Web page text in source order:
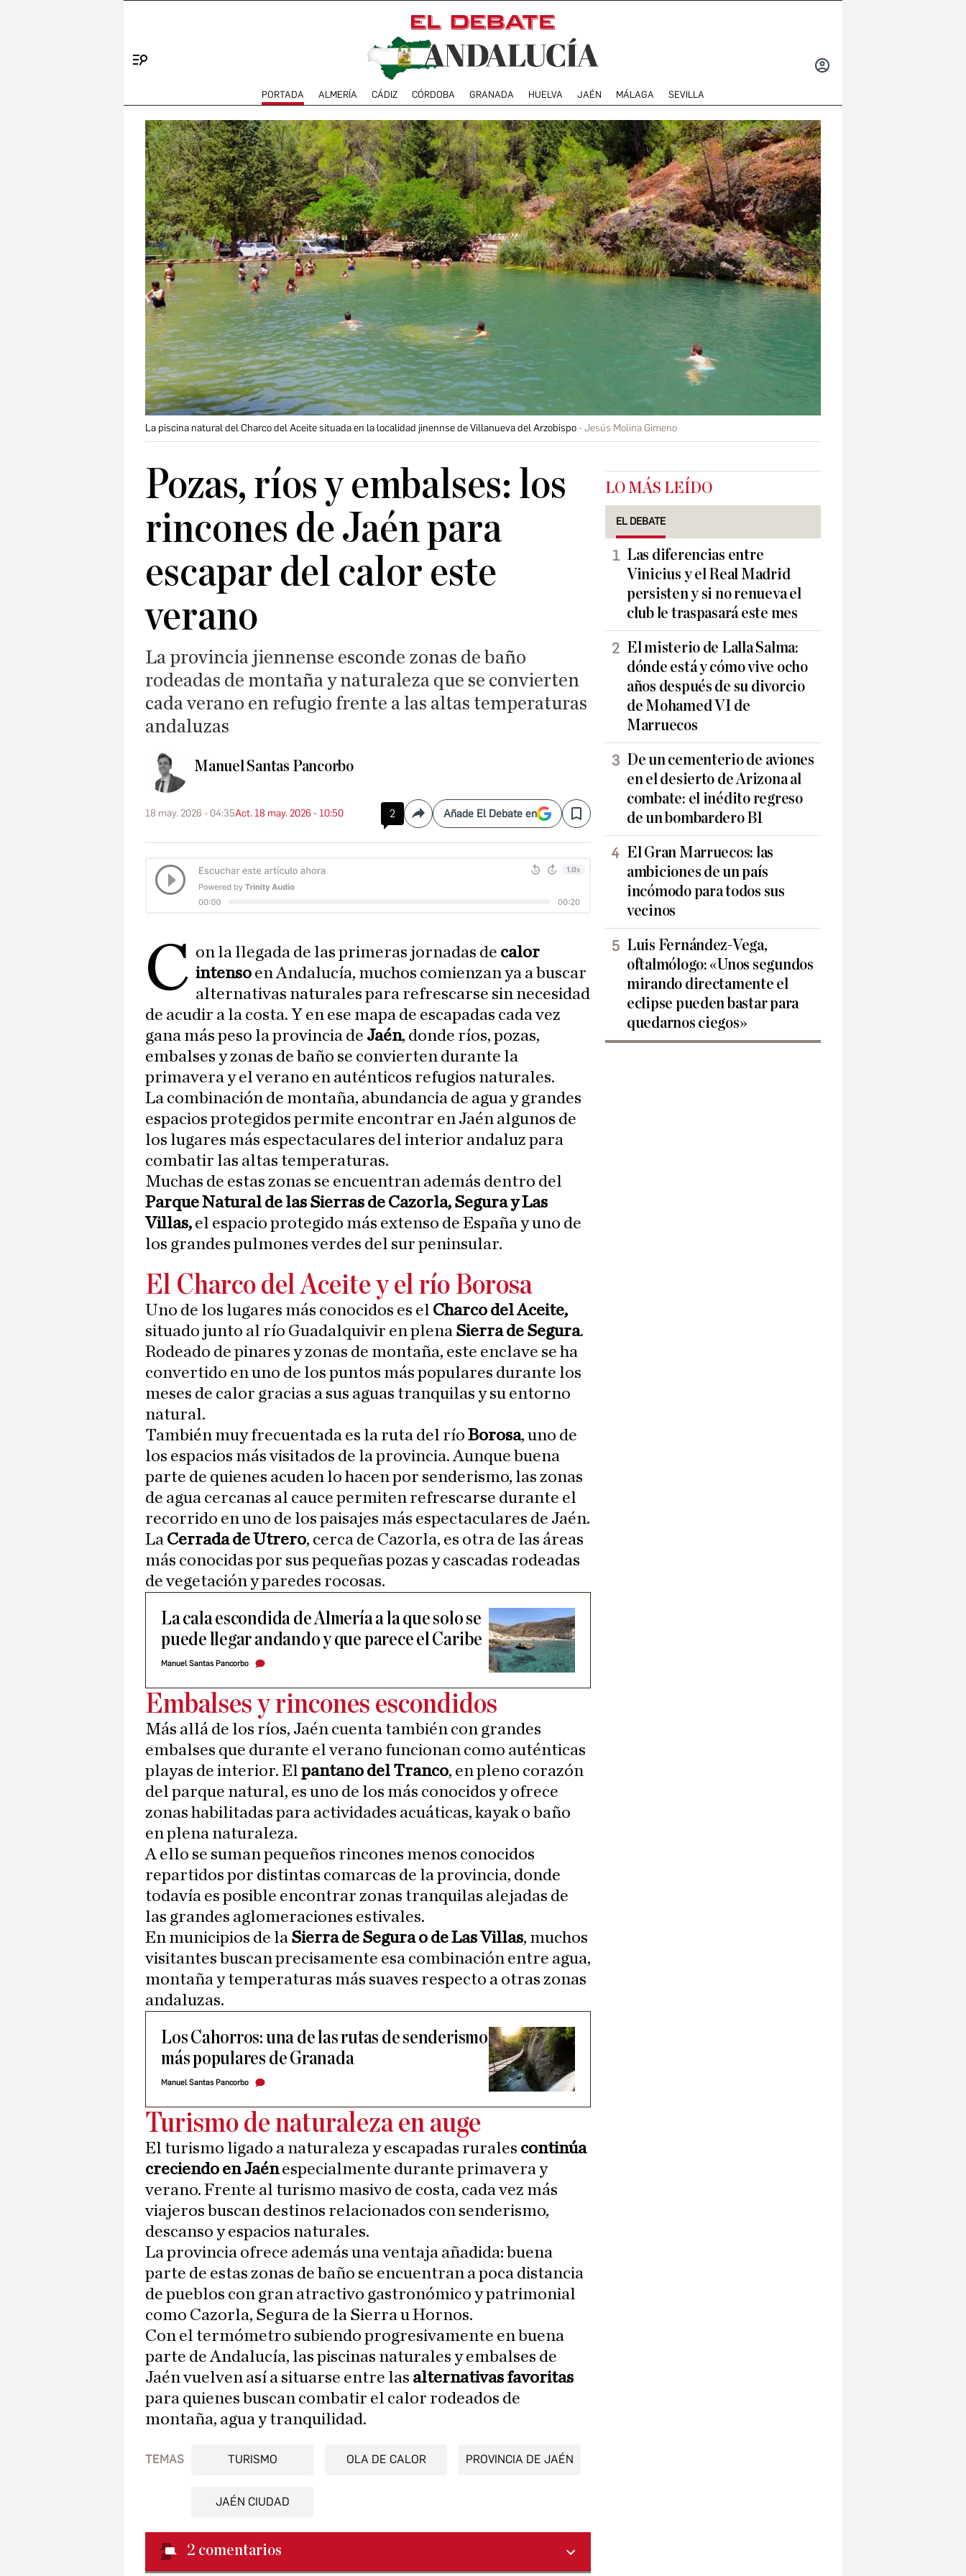
PORTADA ALMERÍA CÁDIZ CÓRDOBA GRANADA HUELVA JAÉN MÁLAGA SEVILLA
La piscina natural del Charco del Aceite situada en la localidad jinennse de Villanueva del Arzobispo Jesús Molina Gimeno
Pozas, ríos y embalses: los
rincones de Jaén para
escapar del calor este
verano
La provincia jiennense esconde zonas de baño
rodeadas de montaña y naturaleza que se convierten
cada verano en refugio frente a las altas temperaturas
andaluzas
Manuel Santas Pancorbo
18 may. 2026 - 04:35Act. 18 may. 2026 - 10:50 2 CompartirAñade El Debate en Save
C on la llegada de las primeras jornadas de calor
intenso en Andalucía, muchos comienzan ya a buscar
alternativas naturales para refrescarse sin necesidad
de acudir a la costa. Y en ese mapa de escapadas cada vez
gana más peso la provincia de Jaén, donde ríos, pozas,
embalses y zonas de baño se convierten durante la
primavera y el verano en auténticos refugios naturales.
La combinación de montaña, abundancia de agua y grandes
espacios protegidos permite encontrar en Jaén algunos de
los lugares más espectaculares del interior andaluz para
combatir las altas temperaturas.
Muchas de estas zonas se encuentran además dentro del
Parque Natural de las Sierras de Cazorla, Segura y Las
Villas, el espacio protegido más extenso de España y uno de
los grandes pulmones verdes del sur peninsular.
El Charco del Aceite y el río Borosa
Uno de los lugares más conocidos es el Charco del Aceite,
situado junto al río Guadalquivir en plena Sierra de Segura.
Rodeado de pinares y zonas de montaña, este enclave se ha
convertido en uno de los puntos más populares durante los
meses de calor gracias a sus aguas tranquilas y su entorno
natural.
También muy frecuentada es la ruta del río Borosa, uno de
los espacios más visitados de la provincia. Aunque buena
parte de quienes acuden lo hacen por senderismo, las zonas
de agua cercanas al cauce permiten refrescarse durante el
recorrido en uno de los paisajes más espectaculares de Jaén.
La Cerrada de Utrero, cerca de Cazorla, es otra de las áreas
más conocidas por sus pequeñas pozas y cascadas rodeadas
de vegetación y paredes rocosas.
La cala escondida de Almería a la que solo se
puede llegar andando y que parece el Caribe
Manuel Santas Pancorbo
Embalses y rincones escondidos
Más allá de los ríos, Jaén cuenta también con grandes
embalses que durante el verano funcionan como auténticas
playas de interior. El pantano del Tranco, en pleno corazón
del parque natural, es uno de los más conocidos y ofrece
zonas habilitadas para actividades acuáticas, kayak o baño
en plena naturaleza.
A ello se suman pequeños rincones menos conocidos
repartidos por distintas comarcas de la provincia, donde
todavía es posible encontrar zonas tranquilas alejadas de
las grandes aglomeraciones estivales.
En municipios de la Sierra de Segura o de Las Villas, muchos
visitantes buscan precisamente esa combinación entre agua,
montaña y temperaturas más suaves respecto a otras zonas
andaluzas.
Los Cahorros: una de las rutas de senderismo
más populares de Granada
Manuel Santas Pancorbo
Turismo de naturaleza en auge
El turismo ligado a naturaleza y escapadas rurales continúa
creciendo en Jaénespecialmente durante primavera y
verano. Frente al turismo masivo de costa, cada vez más
viajeros buscan destinos relacionados con senderismo,
descanso y espacios naturales.
La provincia ofrece además una ventaja añadida: buena
parte de estas zonas de baño se encuentran a poca distancia
de pueblos con gran atractivo gastronómico y patrimonial
como Cazorla, Segura de la Sierra u Hornos.
Con el termómetro subiendo progresivamente en buena
parte de Andalucía, las piscinas naturales y embalses de
Jaén vuelven así a situarse entre las alternativas favoritas
para quienes buscan combatir el calor rodeados de
montaña, agua y tranquilidad.
TEMAS TURISMO OLA DE CALOR PROVINCIA DE JAÉN
JAÉN CIUDAD
2 comentarios
LO MÁS LEÍDO
EL DEBATE
Las diferencias entre
Vinicius y el Real Madrid
persisten y si no renueva el
club le traspasará este mes
El misterio de Lalla Salma:
dónde está y cómo vive ocho
años después de su divorcio
de Mohamed VI de
Marruecos
De un cementerio de aviones
en el desierto de Arizona al
combate: el inédito regreso
de un bombardero B1
El Gran Marruecos: las
ambiciones de un país
incómodo para todos sus
vecinos
Luis Fernández-Vega,
oftalmólogo: «Unos segundos
mirando directamente el
eclipse pueden bastar para
quedarnos ciegos»